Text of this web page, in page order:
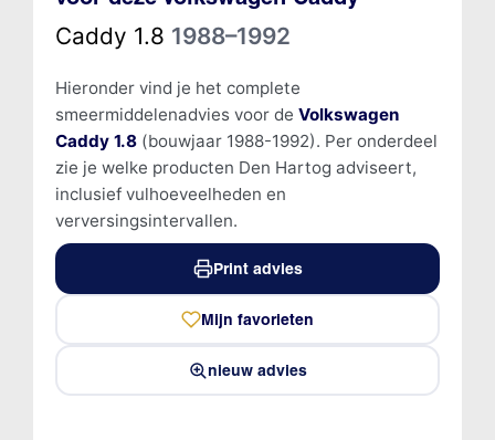
Caddy 1.8 1988–1992
Hieronder vind je het complete
smeermiddelenadvies voor de Volkswagen
Caddy 1.8(bouwjaar 1988-1992). Per onderdeel
zie je welke producten Den Hartog adviseert,
inclusief vulhoeveelheden en
verversingsintervallen.
Print advies
Mijn favorieten
nieuw advies